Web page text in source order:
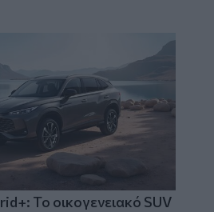
Το οικογενειακό SUV